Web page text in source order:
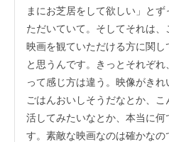
まにお芝居をして欲しい」と
ただいていて。そしてそれは、
映画を観ていただける方に関し
と思うんです。きっとそれぞれ
って感じ方は違う。映像がきれ
ごはんおいしそうだなとか、こ
活してみたいなとか、本当に何
す。素敵な映画なのは確かなの